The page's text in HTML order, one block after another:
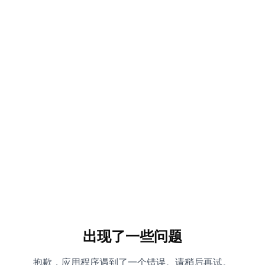
出现了一些问题
抱歉，应用程序遇到了一个错误。请稍后再试。